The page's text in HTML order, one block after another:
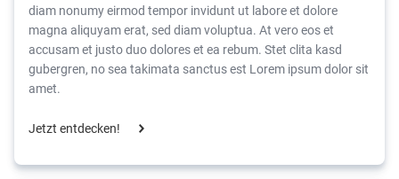
diam nonumy eirmod tempor invidunt ut labore et dolore
magna aliquyam erat, sed diam voluptua. At vero eos et
accusam et justo duo dolores et ea rebum. Stet clita kasd
gubergren, no sea takimata sanctus est Lorem ipsum dolor sit
amet.
Jetzt entdecken!